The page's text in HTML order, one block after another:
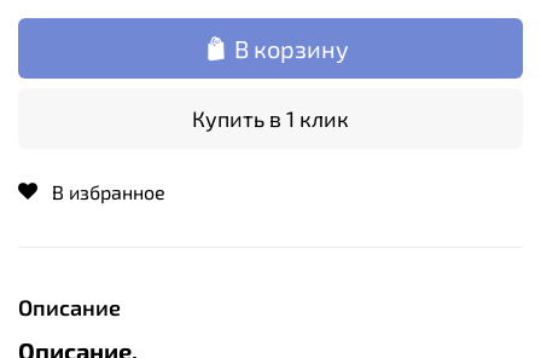
В корзину
Купить в 1 клик
В избранное
Описание
Описание.